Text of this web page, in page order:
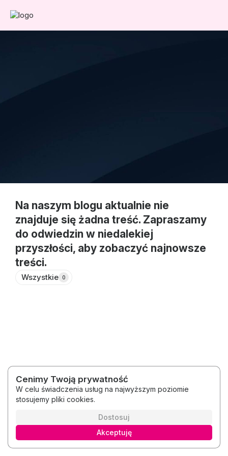
Na naszym blogu aktualnie nie
znajduje się żadna treść. Zapraszamy
do odwiedzin w niedalekiej
przyszłości, aby zobaczyć najnowsze
treści.
Wszystkie 0
RegulaminPolityka prywatności
Cenimy Twoją prywatność
W celu świadczenia usług na najwyższym poziomie
stosujemy pliki cookies.
Dostosuj
Akceptuję